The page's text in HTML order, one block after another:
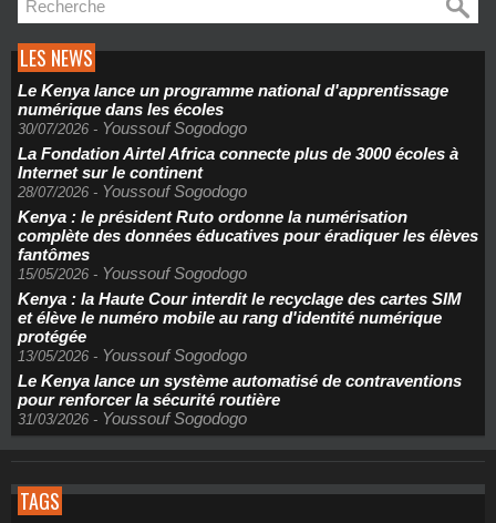
LES NEWS
Le Kenya lance un programme national d'apprentissage
numérique dans les écoles
30/07/2026 - Youssouf Sogodogo
La Fondation Airtel Africa connecte plus de 3000 écoles à
Internet sur le continent
28/07/2026 - Youssouf Sogodogo
Kenya : le président Ruto ordonne la numérisation
complète des données éducatives pour éradiquer les élèves
fantômes
15/05/2026 - Youssouf Sogodogo
Kenya : la Haute Cour interdit le recyclage des cartes SIM
et élève le numéro mobile au rang d'identité numérique
protégée
13/05/2026 - Youssouf Sogodogo
Le Kenya lance un système automatisé de contraventions
pour renforcer la sécurité routière
31/03/2026 - Youssouf Sogodogo
TAGS